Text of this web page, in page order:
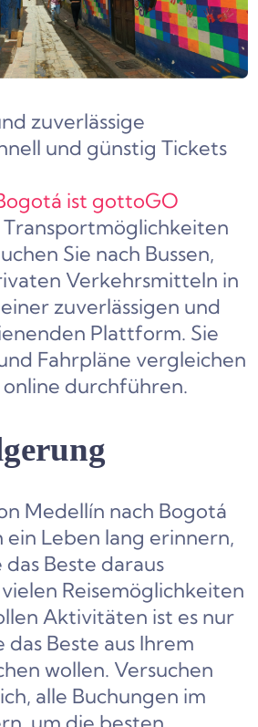
zuverlässige
und günstig Tickets
ist gottoGO
Transportmöglichkeiten
Sie nach Bussen,
Verkehrsmitteln in
zuverlässigen und
Plattform. Sie
Fahrpläne vergleichen
online durchführen.
Medellín nach Bogotá
ein Leben lang erinnern,
das Beste daraus
Reisemöglichkeiten
Aktivitäten ist es nur
das Beste aus Ihrem
wollen. Versuchen
alle Buchungen im